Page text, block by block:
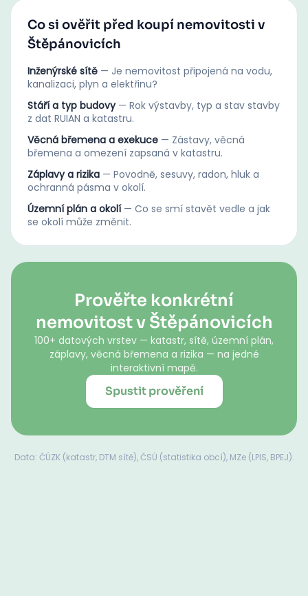
Co si ověřit před koupí nemovitosti v
Štěpánovicích
Inženýrské sítě — Je nemovitost připojená na vodu,
kanalizaci, plyn a elektřinu?
Stáří a typ budovy — Rok výstavby, typ a stav stavby
z dat RUIAN a katastru.
Věcná břemena a exekuce — Zástavy, věcná
břemena a omezení zapsaná v katastru.
Záplavy a rizika — Povodně, sesuvy, radon, hluk a
ochranná pásma v okolí.
Územní plán a okolí — Co se smí stavět vedle a jak
se okolí může změnit.
Prověřte konkrétní
nemovitost v Štěpánovicích
100+ datových vrstev — katastr, sítě, územní plán,
záplavy, věcná břemena a rizika — na jedné
interaktivní mapě.
Spustit prověření
Data: ČÚZK (katastr, DTM sítě), ČSÚ (statistika obcí), MZe (LPIS, BPEJ).